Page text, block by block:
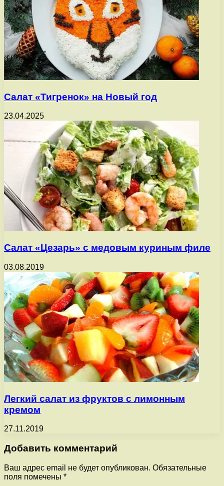
Салат «Тигренок» на Новый год
23.04.2025
Салат «Цезарь» с медовым куриным филе
03.08.2019
Легкий салат из фруктов с лимонным
кремом
27.11.2019
Добавить комментарий
Ваш адрес email не будет опубликован. Обязательные
поля помечены *